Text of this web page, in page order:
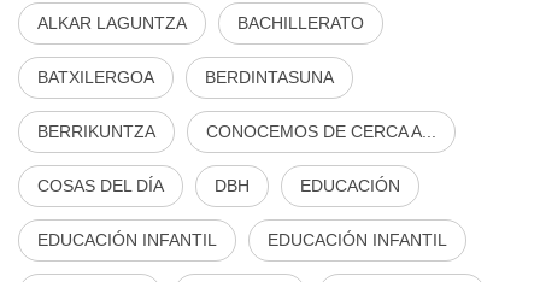
ALKAR LAGUNTZA BACHILLERATO
BATXILERGOA BERDINTASUNA
BERRIKUNTZA CONOCEMOS DE CERCA A...
COSAS DEL DÍA DBH EDUCACIÓN
EDUCACIÓN INFANTIL EDUCACIÓN INFANTIL